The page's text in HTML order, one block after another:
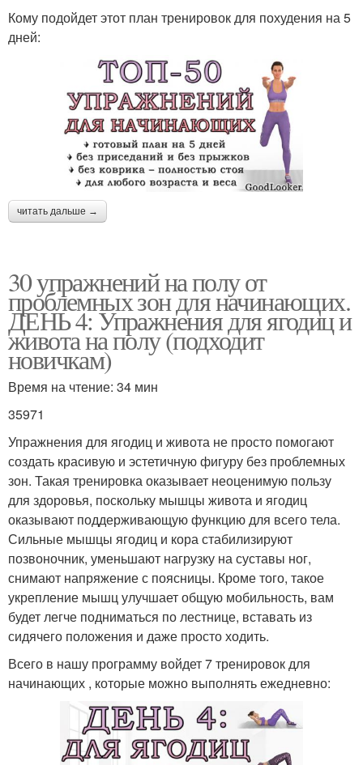
Кому подойдет этот план тренировок для похудения на 5
дней:
читать дальше →
30 упражнений на полу от
проблемных зон для начинающих.
ДЕНЬ 4: Упражнения для ягодиц и
живота на полу (подходит
новичкам)
Время на чтение: 34 мин
35971
Упражнения для ягодиц и живота не просто помогают
создать красивую и эстетичную фигуру без проблемных
зон. Такая тренировка оказывает неоценимую пользу
для здоровья, поскольку мышцы живота и ягодиц
оказывают поддерживающую функцию для всего тела.
Сильные мышцы ягодиц и кора стабилизируют
позвоночник, уменьшают нагрузку на суставы ног,
снимают напряжение с поясницы. Кроме того, такое
укрепление мышц улучшает общую мобильность, вам
будет легче подниматься по лестнице, вставать из
сидячего положения и даже просто ходить.
Всего в нашу программу войдет 7 тренировок для
начинающих , которые можно выполнять ежедневно: